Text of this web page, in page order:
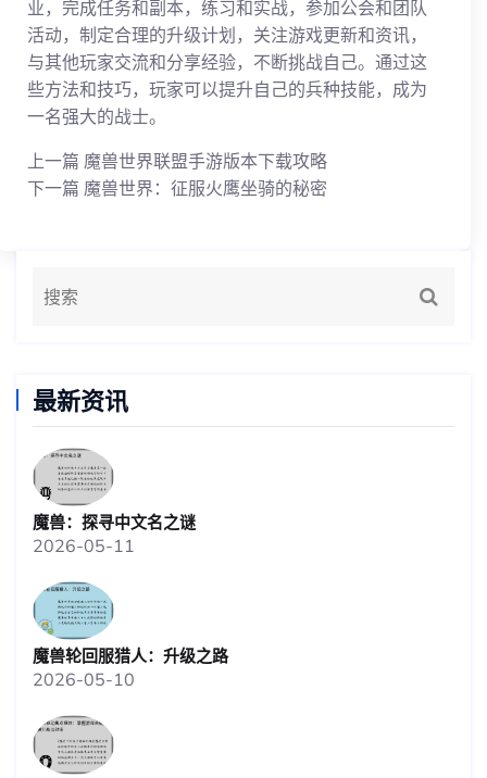
业，完成任务和副本，练习和实战，参加公会和团队
活动，制定合理的升级计划，关注游戏更新和资讯，
与其他玩家交流和分享经验，不断挑战自己。通过这
些方法和技巧，玩家可以提升自己的兵种技能，成为
一名强大的战士。
上一篇 魔兽世界联盟手游版本下载攻略
下一篇 魔兽世界：征服火鹰坐骑的秘密
最新资讯
魔兽：探寻中文名之谜
2026-05-11
魔兽轮回服猎人：升级之路
2026-05-10